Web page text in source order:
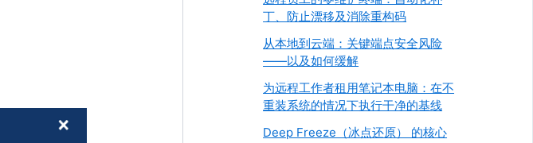
丁、防止漂移及消除重构码
从本地到云端：关键端点安全风险
——以及如何缓解
为远程工作者租用笔记本电脑：在不
重装系统的情况下执行干净的基线
Deep Freeze（冰点还原） 的核心